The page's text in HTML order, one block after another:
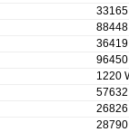
1220